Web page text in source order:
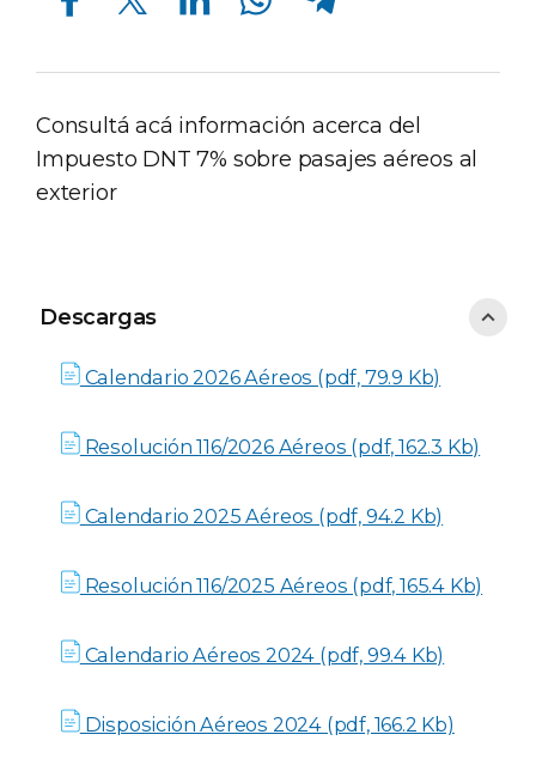
Consultá acá información acerca del
Impuesto DNT 7% sobre pasajes aéreos al
exterior
Descargas
Descargas
Calendario 2026 Aéreos (pdf, 79.9 Kb)
Resolución 116/2026 Aéreos (pdf, 162.3 Kb)
Calendario 2025 Aéreos (pdf, 94.2 Kb)
Resolución 116/2025 Aéreos (pdf, 165.4 Kb)
Calendario Aéreos 2024 (pdf, 99.4 Kb)
Disposición Aéreos 2024 (pdf, 166.2 Kb)